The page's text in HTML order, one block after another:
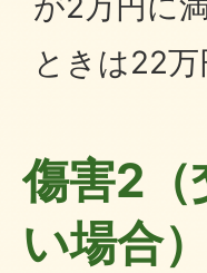
ときは22万
傷害2（
い場合）